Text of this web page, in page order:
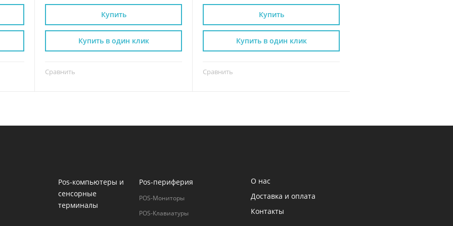
Купить
Сравнить
Купить в один клик
Купить
Сравнить
Купить в один клик
Pos-компьютеры и
сенсорные
терминалы
Pos-периферия
POS-Мониторы
POS-Клавиатуры
О нас
Доставка и оплата
Контакты